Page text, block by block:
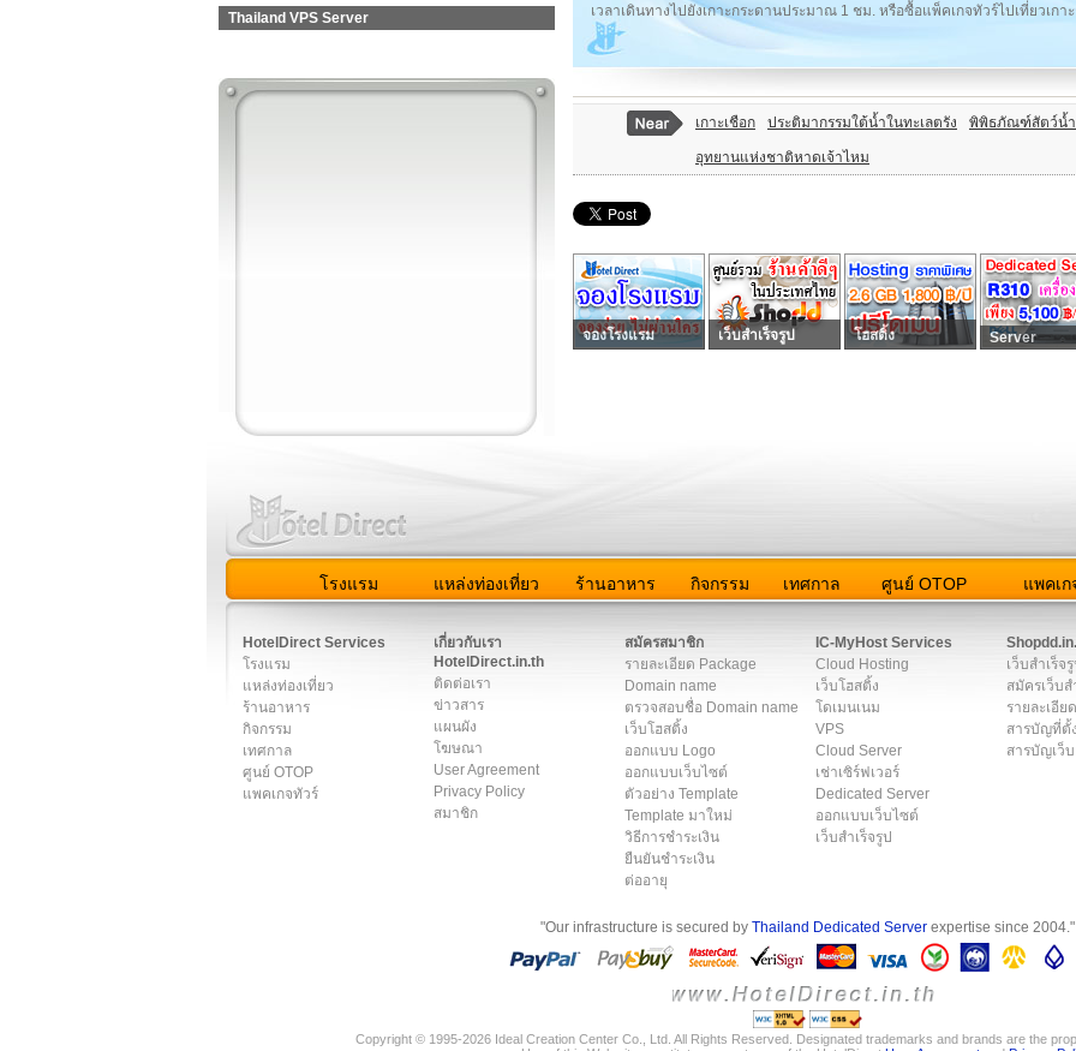
Thailand VPS Server
เวลาเดินทางไปยังเกาะกระดานประมาณ 1 ชม. หรือซื้อแพ็คเกจทัวร์ไปเที่ยวเกา
เกาะเชือก ประติมากรรมใต้น้ำในทะเลตรัง พิพิธภัณฑ์สัตว์น้ำ
อุทยานแห่งชาติหาดเจ้าไหม
จองโรงแรม เว็บสำเร็จรูป โฮสติ้ง Server
โรงแรม แหล่งท่องเที่ยว ร้านอาหาร กิจกรรม เทศกาล ศูนย์ OTOP แพคเก
HotelDirect Services
โรงแรม
แหล่งท่องเที่ยว
ร้านอาหาร
กิจกรรม
เทศกาล
ศูนย์ OTOP
แพคเกจทัวร์
เกี่ยวกับเรา
HotelDirect.in.th
ติดต่อเรา
ข่าวสาร
แผนผัง
โฆษณา
User Agreement
Privacy Policy
สมาชิก
สมัครสมาชิก
รายละเอียด Package
Domain name
ตรวจสอบชื่อ Domain name
เว็บโฮสติ้ง
ออกแบบ Logo
ออกแบบเว็บไซต์
ตัวอย่าง Template
Template มาใหม่
วิธีการชำระเงิน
ยืนยันชำระเงิน
ต่ออายุ
IC-MyHost Services
Cloud Hosting
เว็บโฮสติ้ง
โดเมนเนม
VPS
Cloud Server
เช่าเซิร์ฟเวอร์
Dedicated Server
ออกแบบเว็บไซต์
เว็บสำเร็จรูป
เว็บสำเร็จ
สมัครเว็บส
รายละเอีย
สารบัญที่ตั้
สารบัญเว็บ
"Our infrastructure is secured by Thailand Dedicated Serverexpertise since 2004."
Copyright © 1995-2026 Ideal Creation Center Co., Ltd. All Rights Reserved. Designated trademarks and brands are the